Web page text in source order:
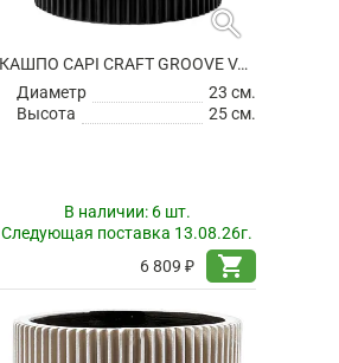
search
КАШПО CAPI CRAFT GROOVE VASE CYLINDER INTENSE BLACK
Диаметр
23 см.
Высота
25 см.
В наличии: 6 шт.
Следующая поставка 13.08.26г.
6 809 ₽
shopping_cart